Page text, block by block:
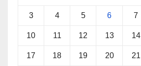
3 4 5 6 7
10 11 12 13 14
17 18 19 20 21